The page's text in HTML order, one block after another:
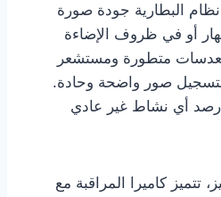
نظام البطارية جودة صورة
أو في ظروف الإضاءة
متطورة ومستشعر
صور واضحة وحادة.
رصد أي نشاط غير عادي
تتميز كاميرا المراقبة مع